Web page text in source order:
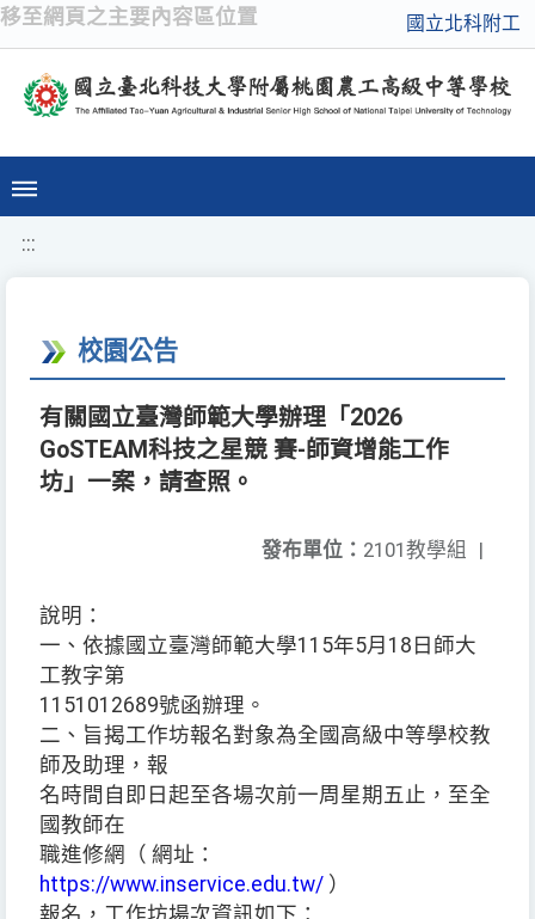
移至網頁之主要內容區位置 國立北科附工
:::
校園公告
有關國立臺灣師範大學辦理「2026
GoSTEAM科技之星競 賽-師資增能工作
坊」一案，請查照。
發布單位： 2101教學組 |
說明：
一、依據國立臺灣師範大學115年5月18日師大
工教字第
1151012689號函辦理。
二、旨揭工作坊報名對象為全國高級中等學校教
師及助理，報
名時間自即日起至各場次前一周星期五止，至全
國教師在
職進修網（ 網址：
https://www.inservice.edu.tw/ ）